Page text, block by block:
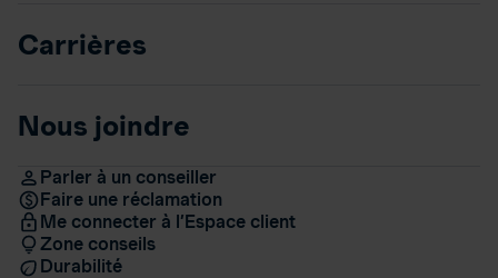
Carrières
Nous joindre
Parler à un conseiller
Faire une réclamation
Me connecter à l’Espace client
Zone conseils
Durabilité